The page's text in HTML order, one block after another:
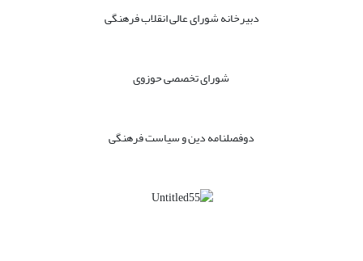
دبیرخانه شورای عالی انقلاب فرهنگی
شورای تخصصی حوزوی
دوفصلنامه دین و سیاست فرهنگی